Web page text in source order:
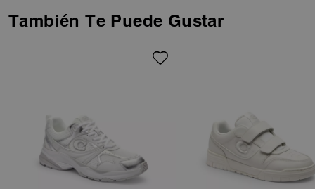
goma para mayor tracción, está
También Te Puede Gustar